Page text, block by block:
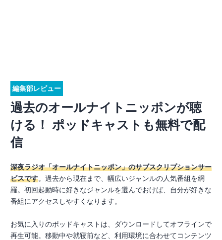
編集部レビュー
過去のオールナイトニッポンが聴
ける！ ポッドキャストも無料で配
信
深夜ラジオ「オールナイトニッポン」のサブスクリプションサー
ビスです。過去から現在まで、幅広いジャンルの人気番組を網
羅。初回起動時に好きなジャンルを選んでおけば、自分が好きな
番組にアクセスしやすくなります。
お気に入りのポッドキャストは、ダウンロードしてオフラインで
再生可能。移動中や就寝前など、利用環境に合わせてコンテンツ